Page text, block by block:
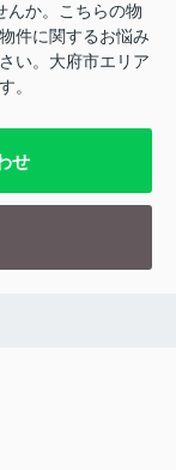
んか。こちらの物
件に関するお悩み
い。大府市エリア
。
せ